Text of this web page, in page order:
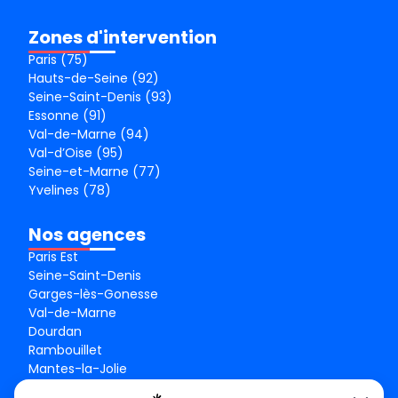
Zones d'intervention
Paris (75)
Hauts-de-Seine (92)
Seine-Saint-Denis (93)
Essonne (91)
Val-de-Marne (94)
Val-d’Oise (95)
Seine-et-Marne (77)
Yvelines (78)
Nos agences
Paris Est
Seine-Saint-Denis
Garges-lès-Gonesse
Val-de-Marne
Dourdan
Rambouillet
Mantes-la-Jolie